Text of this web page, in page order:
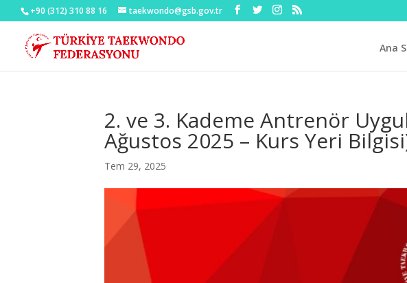
+90 (312) 310 88 16 taekwondo@gsb.gov.tr
Ana
2. ve 3. Kademe Antrenör
Ağustos 2025 – Kurs Yeri
Tem 29, 2025